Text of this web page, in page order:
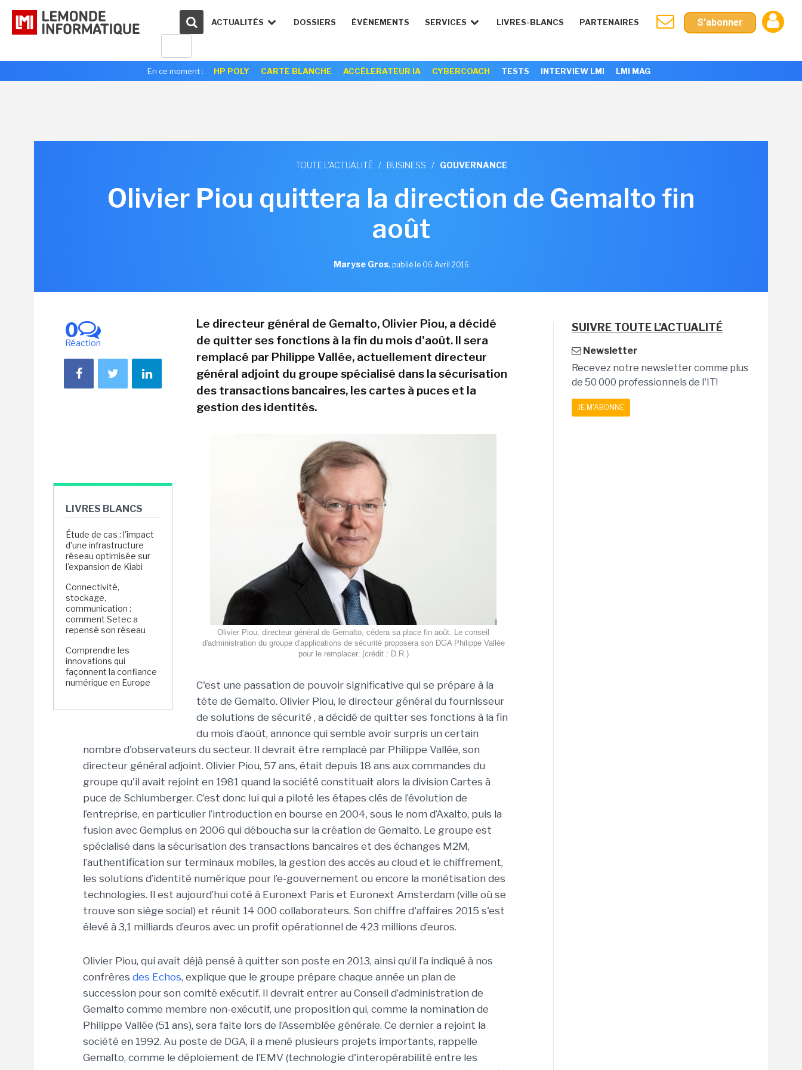
ACTUALITÉS DOSSIERS ÉVÉNEMENTS SERVICES LIVRES-BLANCS PARTENAIRES S'abonner
En ce moment : HP POLY CARTE BLANCHE ACCÉLERATEUR IA CYBERCOACH TESTS INTERVIEW LMI LMI MAG
TOUTE L'ACTUALITÉ / BUSINESS / GOUVERNANCE
Olivier Piou quittera la direction de Gemalto fin
août
Maryse Gros, publié le 06 Avril 2016
0
Réaction
LIVRES BLANCS
Étude de cas : l'impact
d'une infrastructure
réseau optimisée sur
l'expansion de Kiabi
Connectivité,
stockage,
communication :
comment Setec a
repensé son réseau
Comprendre les
innovations qui
façonnent la confiance
numérique en Europe
Le directeur général de Gemalto, Olivier Piou, a décidé
de quitter ses fonctions à la fin du mois d'août. Il sera
remplacé par Philippe Vallée, actuellement directeur
général adjoint du groupe spécialisé dans la sécurisation
des transactions bancaires, les cartes à puces et la
gestion des identités.
Olivier Piou, directeur général de Gemalto, cédera sa place fin août. Le conseil
d'administration du groupe d'applications de sécurité proposera son DGA Philippe Vallée
pour le remplacer. (crédit : D.R.)
C'est une passation de pouvoir significative qui se prépare à la
tête de Gemalto. Olivier Piou, le directeur général du fournisseur
de solutions de sécurité , a décidé de quitter ses fonctions à la fin
du mois d’août, annonce qui semble avoir surpris un certain
nombre d'observateurs du secteur. Il devrait être remplacé par Philippe Vallée, son
directeur général adjoint. Olivier Piou, 57 ans, était depuis 18 ans aux commandes du
groupe qu'il avait rejoint en 1981 quand la société constituait alors la division Cartes à
puce de Schlumberger. C’est donc lui qui a piloté les étapes clés de l’évolution de
l’entreprise, en particulier l’introduction en bourse en 2004, sous le nom d’Axalto, puis la
fusion avec Gemplus en 2006 qui déboucha sur la création de Gemalto. Le groupe est
spécialisé dans la sécurisation des transactions bancaires et des échanges M2M,
l’authentification sur terminaux mobiles, la gestion des accès au cloud et le chiffrement,
les solutions d’identité numérique pour l’e-gouvernement ou encore la monétisation des
technologies. Il est aujourd’hui coté à Euronext Paris et Euronext Amsterdam (ville où se
trouve son siège social) et réunit 14 000 collaborateurs. Son chiffre d'affaires 2015 s'est
élevé à 3,1 milliards d’euros avec un profit opérationnel de 423 millions d’euros.
Olivier Piou, qui avait déjà pensé à quitter son poste en 2013, ainsi qu’il l’a indiqué à nos
confrères des Echos, explique que le groupe prépare chaque année un plan de
succession pour son comité exécutif. Il devrait entrer au Conseil d’administration de
Gemalto comme membre non-exécutif, une proposition qui, comme la nomination de
Philippe Vallée (51 ans), sera faite lors de l’Assemblée générale. Ce dernier a rejoint la
société en 1992. Au poste de DGA, il a mené plusieurs projets importants, rappelle
Gemalto, comme le déploiement de l’EMV (technologie d'interopérabilité entre les
SUIVRE TOUTE L'ACTUALITÉ
Newsletter
Recevez notre newsletter comme plus
de 50 000 professionnels de l'IT!
JE M'ABONNE